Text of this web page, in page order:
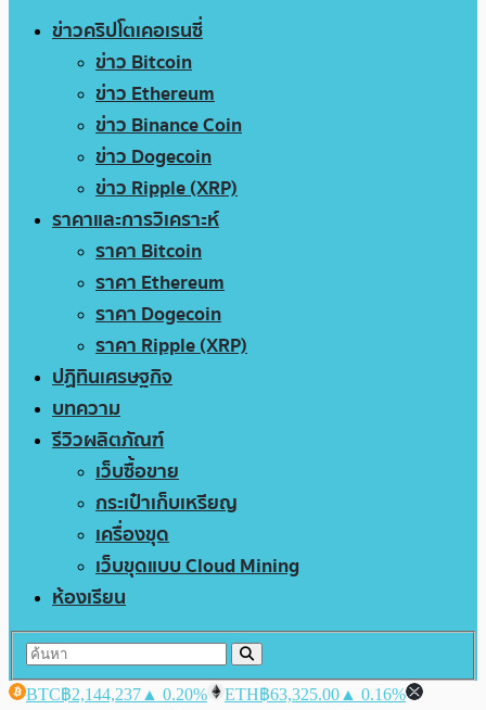
ข่าวคริปโตเคอเรนซี่
ข่าว Bitcoin
ข่าว Ethereum
ข่าว Binance Coin
ข่าว Dogecoin
ข่าว Ripple (XRP)
ราคาและการวิเคราะห์
ราคา Bitcoin
ราคา Ethereum
ราคา Dogecoin
ราคา Ripple (XRP)
ปฏิทินเศรษฐกิจ
บทความ
รีวิวผลิตภัณฑ์
เว็บซื้อขาย
กระเป๋าเก็บเหรียญ
เครื่องขุด
เว็บขุดแบบ Cloud Mining
ห้องเรียน
BTC฿2,144,237 ▲ 0.20% ETH฿63,325.00 ▲ 0.16%